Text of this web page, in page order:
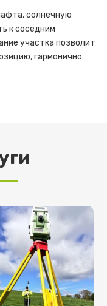
солнечную
к соседним
участка позволит
гармонично